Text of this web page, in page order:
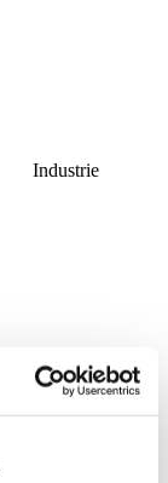
Industrie
Industrie